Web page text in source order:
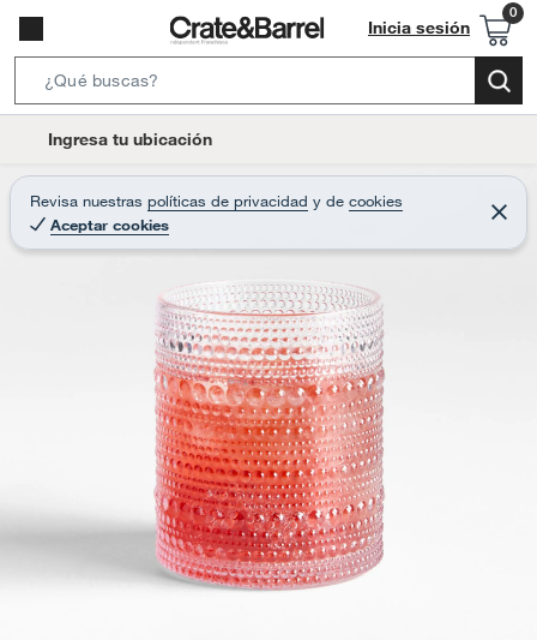
Inicia sesión
e
r
c
a
r
t
Ingresa tu ubicación
Revisa nuestras políticas de privacidad y de cookies
Aceptar cookies
C
e
r